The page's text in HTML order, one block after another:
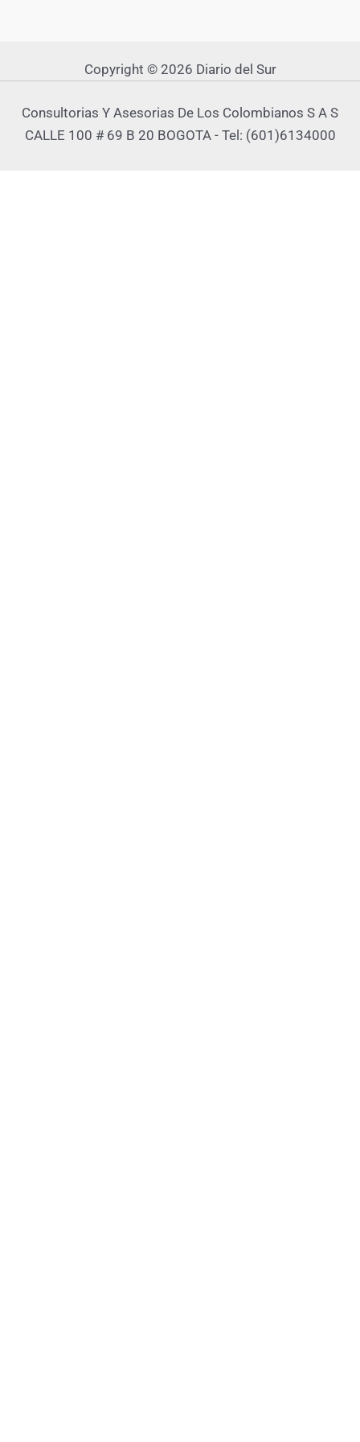
Copyright © 2026 Diario del Sur
Consultorias Y Asesorias De Los Colombianos S A S
CALLE 100 # 69 B 20 BOGOTA - Tel: (601)6134000